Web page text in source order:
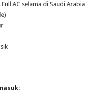
AC selama di Saudi Arabia